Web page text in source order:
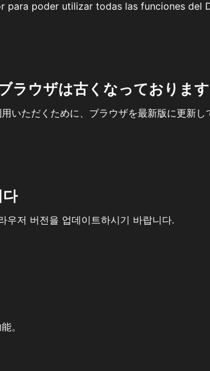
para poder utilizar todas las funciones del
ラウザは古くなっております
いただくために、ブラウザを最新版に更新し
우저 버전을 업데이트하시기 바랍니다.
。